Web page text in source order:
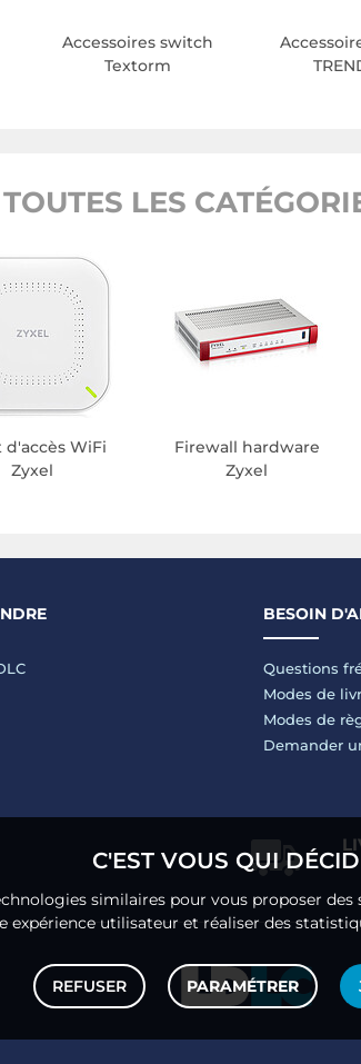
Accessoires switch
Textorm
TOUTES LES
d'accès WiFi
Zyxel
Firewall hardware
Zyxel
BESOIN
Questions
Modes de
Modes de
Demander
C'EST VOUS QUI
similaires pour vous proposer
expérience utilisateur et réaliser des
REFUSER PARAMÉTRER